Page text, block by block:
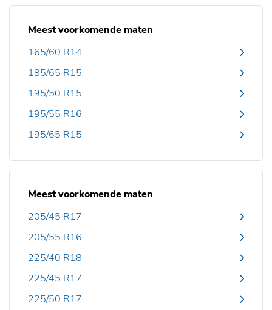
Meest voorkomende maten
165/60 R14
185/65 R15
195/50 R15
195/55 R16
195/65 R15
Meest voorkomende maten
205/45 R17
205/55 R16
225/40 R18
225/45 R17
225/50 R17